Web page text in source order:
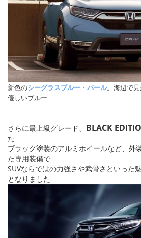
新色のシーグラスブルー・パール。海辺で
優しいブルー
さらに最上級グレード、 BLACK
た
ブラック塗装のアルミホイールなど、外
た専用装備で
SUVならではの力強さや武骨さといった
となりました